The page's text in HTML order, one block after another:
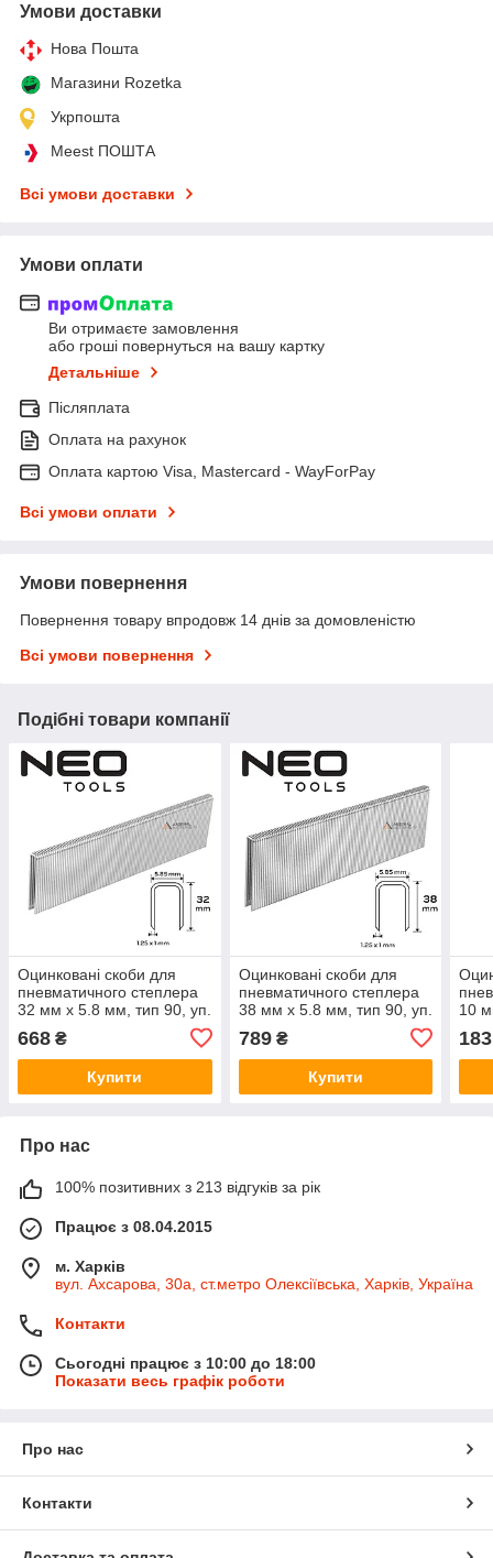
Умови доставки
Нова Пошта
Магазини Rozetka
Укрпошта
Meest ПОШТА
Всі умови доставки
Умови оплати
Ви отримаєте замовлення
або гроші повернуться на вашу картку
Детальніше
Післяплата
Оплата на рахунок
Оплата картою Visa, Mastercard - WayForPay
Всі умови оплати
Умови повернення
Повернення товару впродовж 14 днів за домовленістю
Всі умови повернення
Подібні товари компанії
Оцинковані скоби для
пневматичного степлера
32 мм x 5.8 мм, тип 90, уп.
668 ₴
Купити
Оцинковані скоби для
пневматичного степлера
38 мм x 5.8 мм, тип 90, уп.
789₴
Купити
10
183
Про нас
100% позитивних з 213 відгуків за рік
Працює з 08.04.2015
м. Харків
вул. Ахсарова, 30а, ст.метро Олексіївська, Харків, Україна
Контакти
Сьогодні працює з 10:00 до 18:00
Показати весь графік роботи
Про нас
Контакти